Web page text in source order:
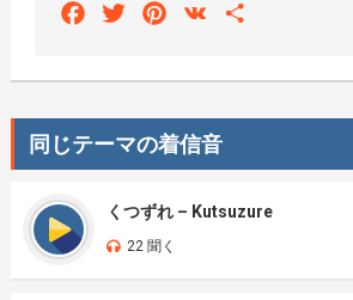
FacebookTwitterPinterest
VK
同じテーマの着信音
くつずれ – Kutsuzure
22 聞く